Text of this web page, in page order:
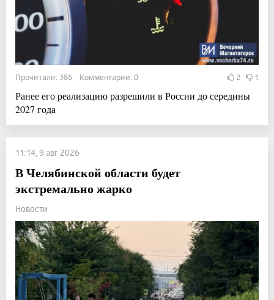
Прочитали: 386 Комментарии: 0 2 1
Ранее его реализацию разрешили в России до середины
2027 года
11:14, 9 авг 2026
В Челябинской области будет
экстремально жарко
Новости